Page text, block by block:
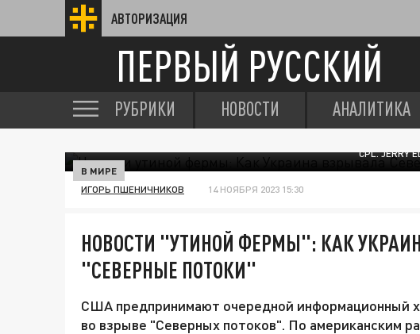
АВТОРИЗАЦИЯ
ПЕРВЫЙ РУССКИЙ
РУБРИКИ НОВОСТИ АНАЛИТИКА
CPL. JERRY
В МИРЕ
ИГОРЬ ПШЕНИЧНИКОВ 14 НОЯБРЯ 2023 15:30
НОВОСТИ "УТИНОЙ ФЕРМЫ": КАК
"СЕВЕРНЫЕ ПОТОКИ"
США предпринимают очередной информационный
во взрыве "Северных потоков". По американским